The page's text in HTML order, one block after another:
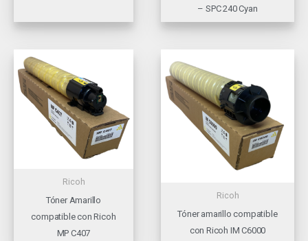
– SPC 240 Cyan
Ricoh
Tóner Amarillo
compatible con Ricoh
MP C407
Ricoh
Tóner amarillo compatible
con Ricoh IM C6000